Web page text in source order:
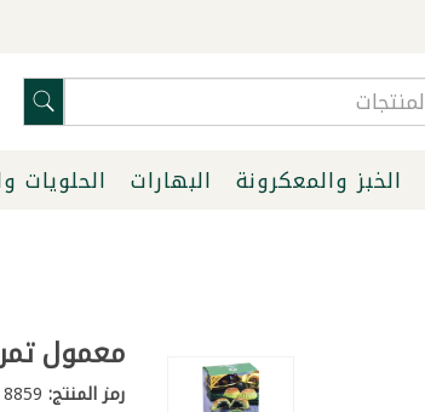
الخبز والمعكرونة البهارات الحلويات
معمول تمر
رمز المنتج:8859